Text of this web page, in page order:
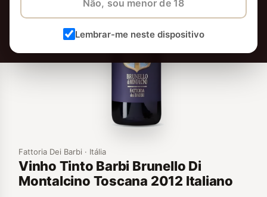
Não, sou menor de 18
Lembrar-me neste dispositivo
Fattoria Dei Barbi · Itália
Vinho Tinto Barbi Brunello Di
Montalcino Toscana 2012 Italiano